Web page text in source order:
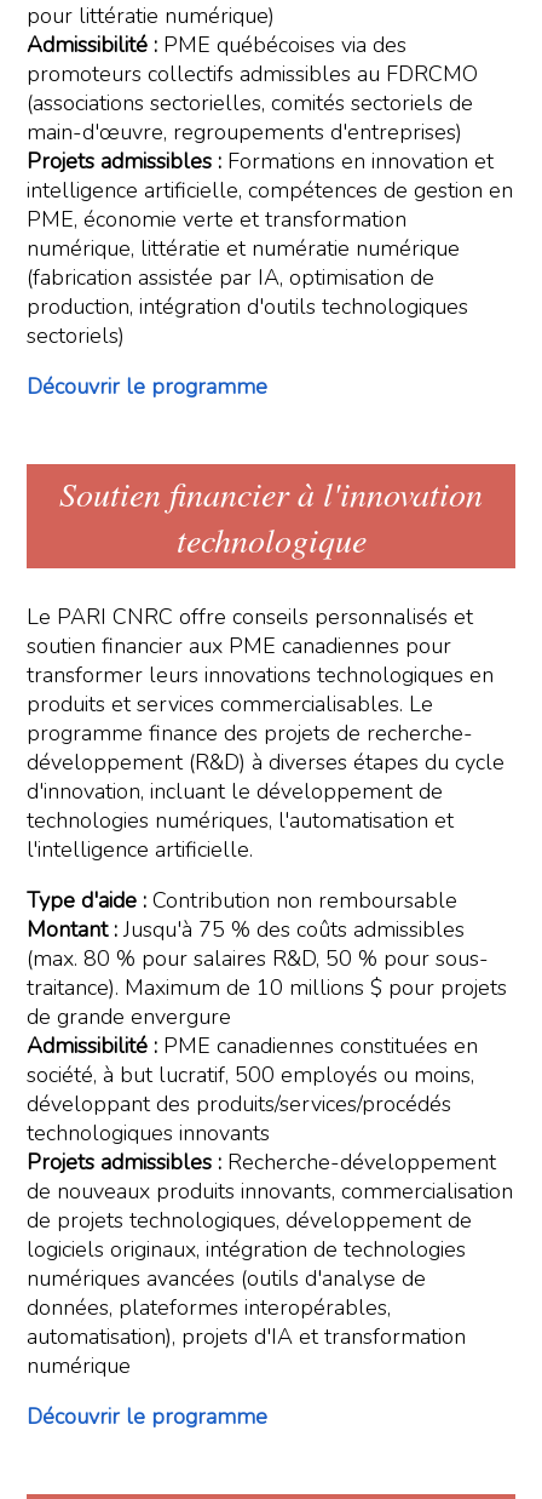
pour littératie numérique)
Admissibilité : PME québécoises via des
promoteurs collectifs admissibles au FDRCMO
(associations sectorielles, comités sectoriels de
main-d'œuvre, regroupements d'entreprises)
Projets admissibles : Formations en innovation et
intelligence artificielle, compétences de gestion en
PME, économie verte et transformation
numérique, littératie et numératie numérique
(fabrication assistée par IA, optimisation de
production, intégration d'outils technologiques
sectoriels)
Découvrir le programme
Soutien financier à l'innovation
technologique
Le PARI CNRC offre conseils personnalisés et
soutien financier aux PME canadiennes pour
transformer leurs innovations technologiques en
produits et services commercialisables. Le
programme finance des projets de recherche-
développement (R&D) à diverses étapes du cycle
d'innovation, incluant le développement de
technologies numériques, l'automatisation et
l'intelligence artificielle.
Type d'aide :Contribution non remboursable
Montant :Jusqu'à 75 % des coûts admissibles
(max. 80 % pour salaires R&D, 50 % pour sous-
traitance). Maximum de 10 millions $ pour projets
de grande envergure
Admissibilité : PME canadiennes constituées en
société, à but lucratif, 500 employés ou moins,
développant des produits/services/procédés
technologiques innovants
Projets admissibles : Recherche-développement
de nouveaux produits innovants, commercialisation
de projets technologiques, développement de
logiciels originaux, intégration de technologies
numériques avancées (outils d'analyse de
données, plateformes interopérables,
automatisation), projets d'IA et transformation
numérique
Découvrir le programme